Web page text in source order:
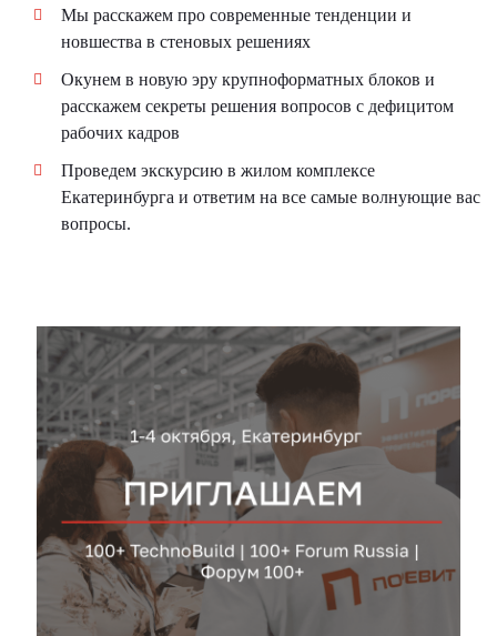
Мы расскажем про современные тенденции и
новшества в стеновых решениях
Окунем в новую эру крупноформатных блоков и
расскажем секреты решения вопросов с дефицитом
рабочих кадров
Проведем экскурсию в жилом комплексе
Екатеринбурга и ответим на все самые волнующие вас
вопросы.